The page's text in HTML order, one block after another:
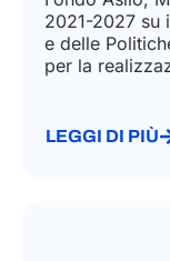
2021-2027 su
e delle
per la
LEGGI DI PIÙ